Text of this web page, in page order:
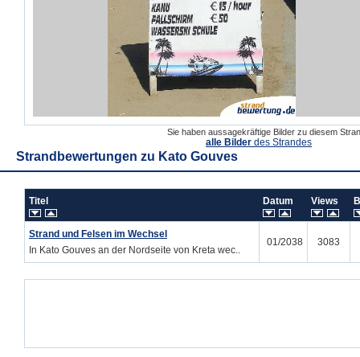
Sie haben aussagekräftige Bilder zu diesem
alle Bilder des Strandes
Strandbewertungen zu Kato Gouves
Titel Datum Views
Strand und Felsen im Wechsel
In Kato Gouves an der Nordseite von Kreta wec..
01/2038 3083